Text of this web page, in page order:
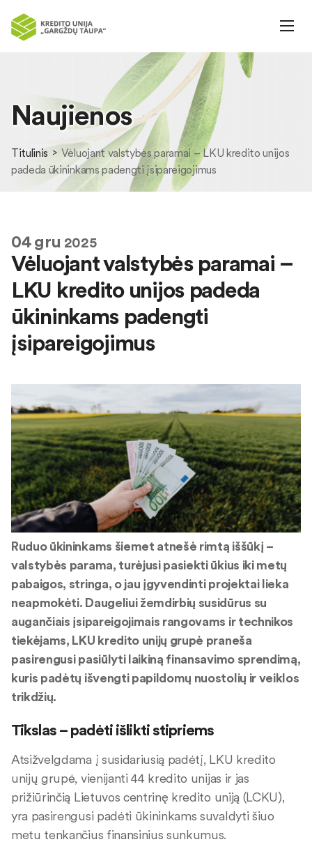
Naujienos
Titulinis
Vėluojant valstybės paramai – LKU kredito unijos
padeda ūkininkams padengti įsipareigojimus
04gru 2025
Vėluojant valstybės paramai –
LKU kredito unijos padeda
ūkininkams padengti
įsipareigojimus
Ruduo ūkininkams šiemet atnešė rimtą iššūkį –
valstybės parama, turėjusi pasiekti ūkius iki metų
pabaigos, stringa, o jau įgyvendinti projektai lieka
neapmokėti. Daugeliui žemdirbių susidūrus su
augančiais įsipareigojimais rangovams ir technikos
tiekėjams, LKU kredito unijų grupė praneša
pasirengusi pasiūlyti laikiną finansavimo sprendimą,
kuris padėtų išvengti papildomų nuostolių ir veiklos
trikdžių.
Tikslas – padėti išlikti stipriems
Atsižvelgdama į susidariusią padėtį, LKU kredito
unijų grupė, vienijanti 44 kredito unijas ir jas
prižiūrinčią Lietuvos centrinę kredito uniją (LCKU),
yra pasirengusi padėti ūkininkams suvaldyti šiuo
metu tenkančius finansinius sunkumus.